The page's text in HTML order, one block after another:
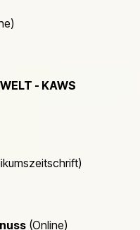
- KAWS
(Online)